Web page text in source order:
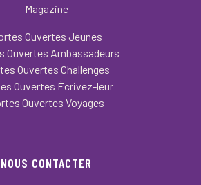
Magazine
Ouvertes Jeunes
Ouvertes Ambassadeurs
Ouvertes Challenges
Ouvertes Écrivez-leur
Ouvertes Voyages
NOUS CONTACTER